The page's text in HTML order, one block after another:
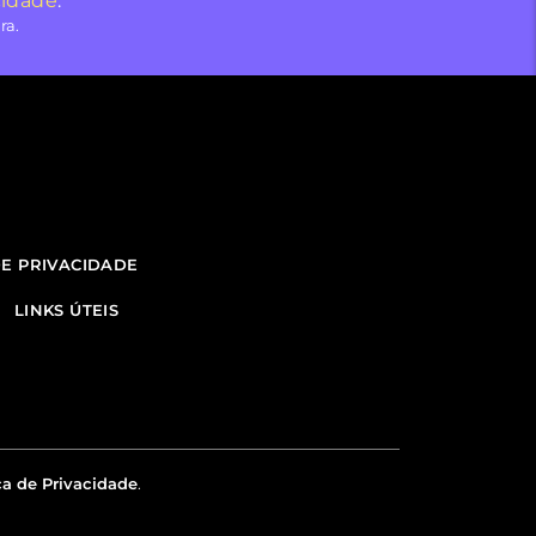
PRIVACIDADE
LINKS ÚTEIS
de Privacidade.